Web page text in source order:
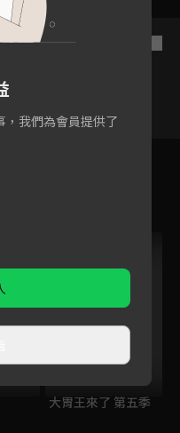
大胃王來了 第五季
，我們為會員提供了